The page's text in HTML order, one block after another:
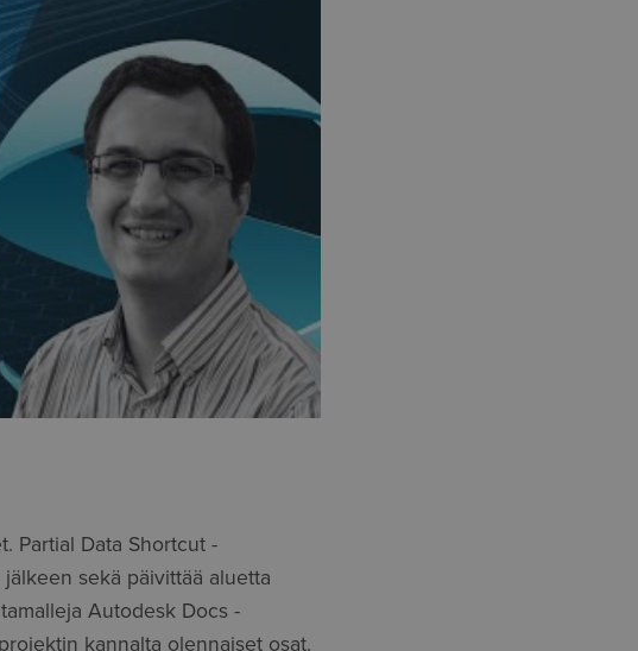
Partial Data Shortcut -
sekä päivittää aluetta
Autodesk Docs -
kannalta olennaiset osat.